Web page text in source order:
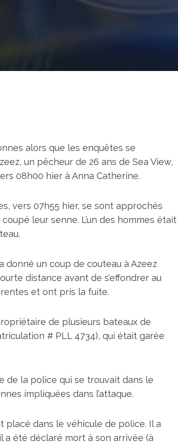
alors que les enquêtes se
un pêcheur de 26 ans de Sea View,
08h00 hier à Anna Catherine.
vers 07h55 hier, se sont approchés
coupé leur senne. L’un des hommes était
donné un coup de couteau à Azeez
distance avant de s’effondrer au
et ont pris la fuite.
de plusieurs bateaux de
# PLL 4734), qui était garée
de la police qui se trouvait dans le
impliquées dans l’attaque.
placé dans le véhicule de police. Il a
a été déclaré mort à son arrivée (à